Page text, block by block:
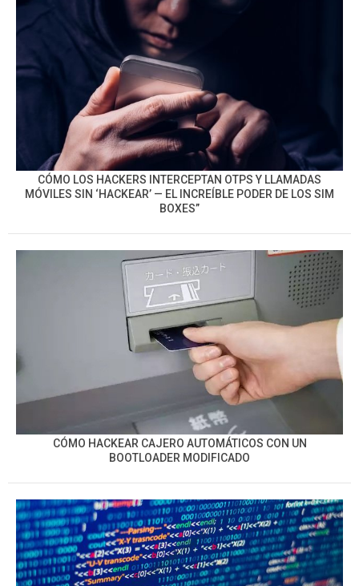
CÓMO LOS HACKERS INTERCEPTAN OTPS Y LLAMADAS
MÓVILES SIN ‘HACKEAR’ — EL INCREÍBLE PODER DE LOS SIM
BOXES”
CÓMO HACKEAR CAJERO AUTOMÁTICOS CON UN
BOOTLOADER MODIFICADO